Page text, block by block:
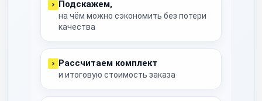
Подскажем,
на чём можно сэкономить без потери
качества
Рассчитаем комплект
и итоговую стоимость заказа